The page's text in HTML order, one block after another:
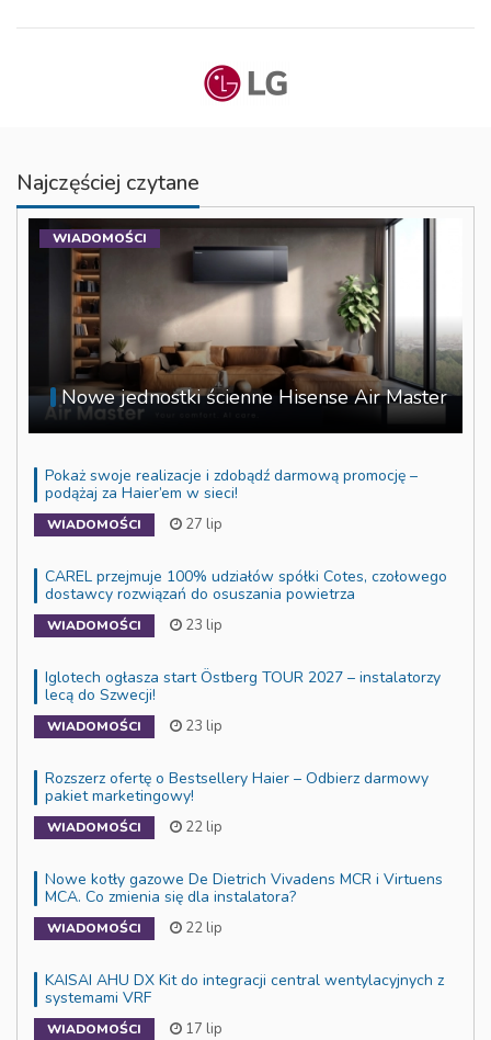
Najczęściej czytane
Nowe jednostki ścienne Hisense Air Master
WIADOMOŚCI
Pokaż swoje realizacje i zdobądź darmową promocję –
podążaj za Haier’em w sieci!
WIADOMOŚCI 27 lip
CAREL przejmuje 100% udziałów spółki Cotes, czołowego
dostawcy rozwiązań do osuszania powietrza
WIADOMOŚCI 23 lip
Iglotech ogłasza start Östberg TOUR 2027 – instalatorzy
lecą do Szwecji!
WIADOMOŚCI 23 lip
Rozszerz ofertę o Bestsellery Haier – Odbierz darmowy
pakiet marketingowy!
WIADOMOŚCI 22 lip
Nowe kotły gazowe De Dietrich Vivadens MCR i Virtuens
MCA. Co zmienia się dla instalatora?
WIADOMOŚCI 22 lip
KAISAI AHU DX Kit do integracji central wentylacyjnych z
systemami VRF
WIADOMOŚCI 17 lip